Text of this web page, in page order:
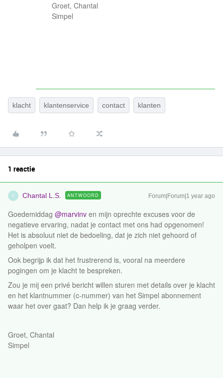
Groet, Chantal
Simpel
klacht klantenservice contact klanten
1 reactie
C Chantal L.S. ANTWOORD Forum|Forum|1 year ago
Goedemiddag @marvinv en mijn oprechte excuses voor de
negatieve ervaring, nadat je contact met ons had opgenomen!
Het is absoluut niet de bedoeling, dat je zich niet gehoord of
geholpen voelt.
Ook begrijp ik dat het frustrerend is, vooral na meerdere
pogingen om je klacht te bespreken.
Zou je mij een privé bericht willen sturen met details over je klacht
en het klantnummer (c-nummer) van het Simpel abonnement
waar het over gaat? Dan help ik je graag verder.
Groet, Chantal
Simpel